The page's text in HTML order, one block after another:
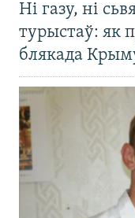
Ні газу, ні
турыстаў: як
блякада